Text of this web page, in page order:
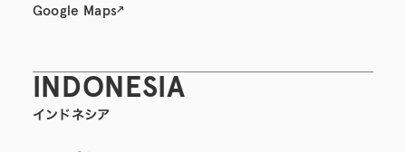
Google Maps
INDONESIA
インドネシア